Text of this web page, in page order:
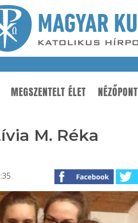
MEGSZENTELT ÉLET NÉZŐPONT
M. Réka